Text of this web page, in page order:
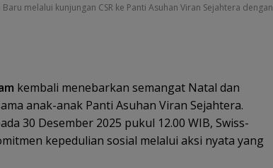
melalui kunjungan CSR ke Panti Asuhan Viran Sejahtera dengan
kembali menebarkan semangat Natal dan
anak-anak Panti Asuhan Viran Sejahtera.
30 Desember 2025 pukul 12.00 WIB, Swiss-
kepedulian sosial melalui aksi nyata yang